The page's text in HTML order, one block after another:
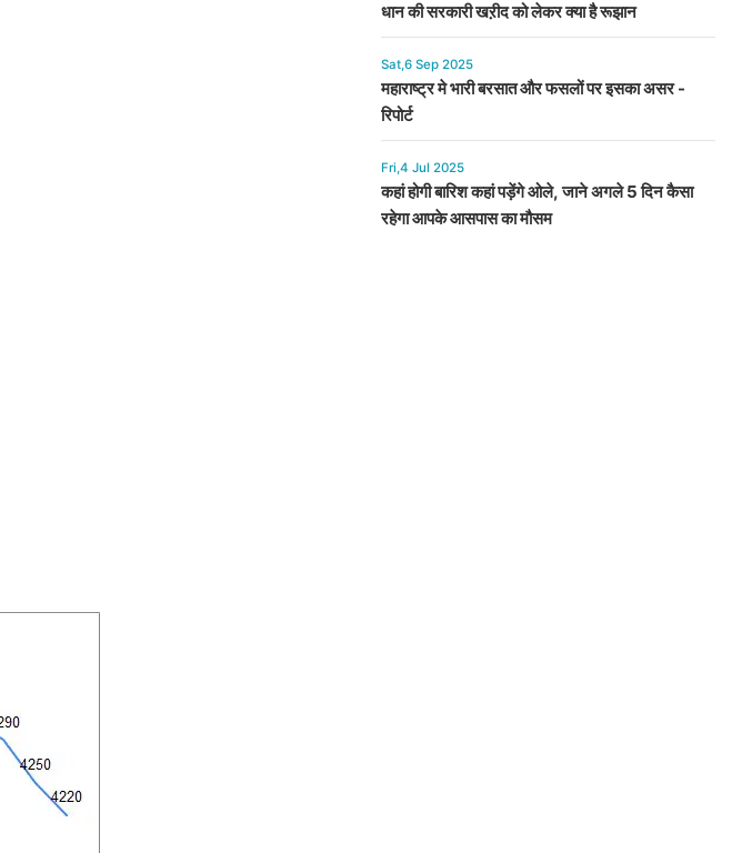
धान की सरकारी खऱीद को लेकर क्या है रूझान
Sat,6 Sep 2025
महाराष्ट्र मे भारी बरसात और फसलों पर इसका असर -
रिपोर्ट
Fri,4 Jul 2025
कहां होगी बारिश कहां पड़ेंगे ओले, जाने अगले 5 दिन कैसा
रहेगा आपके आसपास का मौसम